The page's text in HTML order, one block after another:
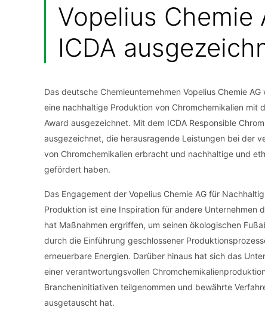
Vopelius Chemie
ICDA
Das deutsche Chemieunternehmen Vopelius Chemie
eine nachhaltige Produktion von Chromchemikalien mit
Award ausgezeichnet. Mit dem ICDA Responsible
ausgezeichnet, die herausragende Leistungen bei der
von Chromchemikalien erbracht und nachhaltige und
gefördert haben.
Das Engagement der Vopelius Chemie AG für
Produktion ist eine Inspiration für andere Unternehmen
hat Maßnahmen ergriffen, um seinen ökologischen
durch die Einführung geschlossener
erneuerbare Energien. Darüber hinaus hat sich das
einer verantwortungsvollen
Brancheninitiativen teilgenommen und bewährte
ausgetauscht hat.